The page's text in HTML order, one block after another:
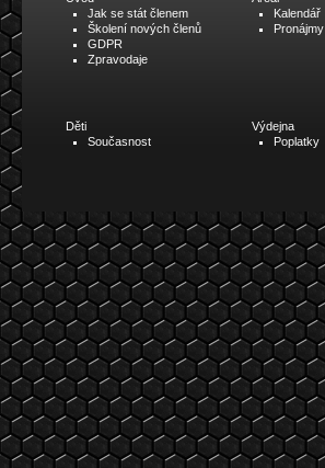
Jak se stát členem
Školení nových členů
GDPR
Zpravodaje
Kalendář
Pronájmy
Děti
Současnost
Výdejna
Poplatky